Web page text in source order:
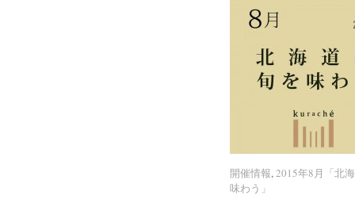
開催情報,2015年8月「北
味わう」
開催情報 2015年8月「北
味わう」